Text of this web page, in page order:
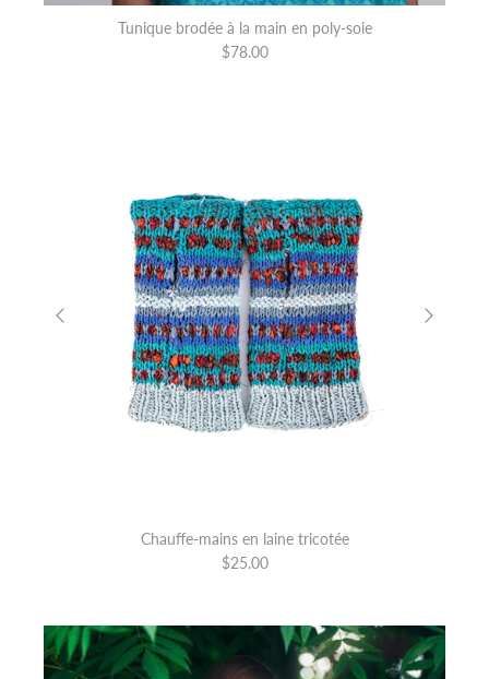
Tunique brodée à la main en poly-soie
$78.00
Chauffe-mains en laine tricotée
$25.00